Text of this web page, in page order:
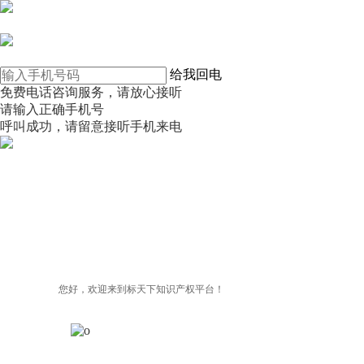
给我回电
免费电话咨询服务，请放心接听
请输入正确手机号
呼叫成功，请留意接听手机来电
您好，欢迎来到标天下知识产权平台！